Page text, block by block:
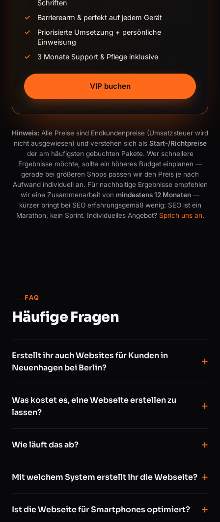
Schriften
Barrierearm & perfekt auf jedem Gerät
Priorisierte Umsetzung + persönliche
Einweisung
3 Monate Support & Pflege inklusive
VIP buchen
Hinweis: Alle Preise sind Endkundenpreise (Umsatzsteuer wird
nicht ausgewiesen) und verstehen sich als Start-/Richtpreise
der am häufigsten gebuchten Pakete. Wer schnellere
Ergebnisse möchte, sollte ein höheres Budget einplanen —
gerade bei größeren Shops passen wir den Preis je nach
Aufwand individuell an. Für nachhaltige Ergebnisse empfehlen
wir eine Zusammenarbeit von mindestens 12 Monaten—
kürzer bringt bei SEO erfahrungsgemäß wenig: SEO ist ein
Marathon, kein Sprint. Individuelles Angebot? Sprich uns an.
FAQ
Häufige Fragen
Erstellt ihr auch Websites für Kunden in
Neuenhagen bei Berlin?
Was kostet es, eine Webseite erstellen zu
lassen?
Wie läuft das ab?
Mit welchem System erstellt ihr die Webseite?
Ist die Webseite für Smartphones optimiert?